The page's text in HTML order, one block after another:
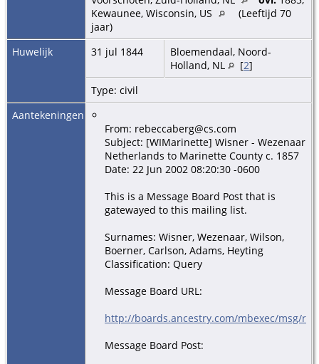
Kewaunee, Wisconsin, US
(Leeftijd 70
jaar)
Huwelijk
31 jul 1844
Bloemendaal, Noord-
Holland, NL
[2]
Type: civil
Aantekeningen
From: rebeccaberg@cs.com
Subject: [WIMarinette] Wisner - Wezenaar
Netherlands to Marinette County c. 1857
Date: 22 Jun 2002 08:20:30 -0600
This is a Message Board Post that is
gatewayed to this mailing list.
Surnames: Wisner, Wezenaar, Wilson,
Boerner, Carlson, Adams, Heyting
Classification: Query
Message Board URL:
http://boards.ancestry.com/mbexec/msg/rw/
Message Board Post: